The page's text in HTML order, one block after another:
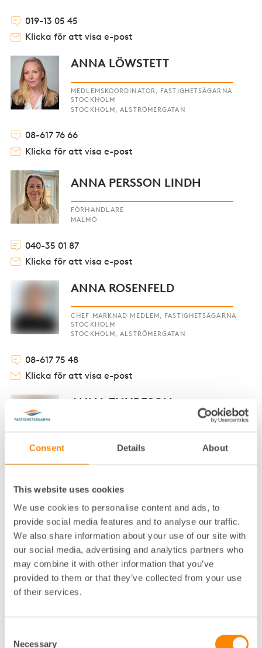
Consent Details About
This website uses cookies
We use cookies to personalise content and ads, to
provide social media features and to analyse our traffic.
We also share information about your use of our site with
our social media, advertising and analytics partners who
may combine it with other information that you’ve
provided to them or that they’ve collected from your use
of their services.
Necessary
019-13 05 45
Klicka för att visa e-post
ANNA LÖWSTETT
MEDLEMSKOORDINATOR, FASTIGHETSÄGARNA
STOCKHOLM
STOCKHOLM, ALSTRÖMERGATAN
08-617 76 66
Klicka för att visa e-post
ANNA PERSSON LINDH
FÖRHANDLARE
MALMÖ
040-35 01 87
Klicka för att visa e-post
ANNA ROSENFELD
CHEF MARKNAD MEDLEM, FASTIGHETSÄGARNA
STOCKHOLM
STOCKHOLM, ALSTRÖMERGATAN
08-617 75 48
Klicka för att visa e-post
ANNA THURESON
STOCKHOLM, DROTTNINGGATAN
Klicka för att visa e-post
ANNA WAXIN
VD FASTIGHETSÄGARNA STOCKHOLM OCH
FASTIGHETSÄGARNA SERVICE STOCKHOLM
STOCKHOLM, ALSTRÖMERGATAN
08-617 75 00